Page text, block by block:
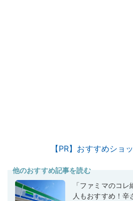
【PR】おすすめショ
他のおすすめ記事を読む
「ファミマのコ
人もおすすめ！